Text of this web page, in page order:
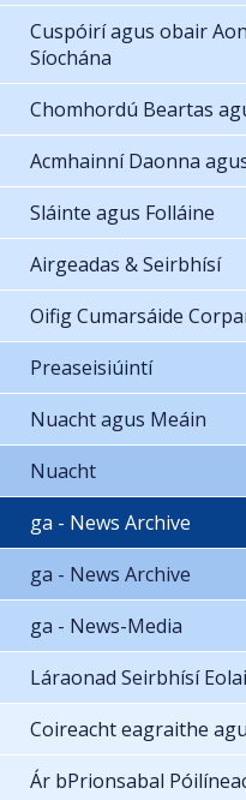
Cuspóirí agus obair
Síochána
Chomhordú Beartas
Acmhainní Daonna
Sláinte agus Folláine
Airgeadas & Seirbhísí
Oifig Cumarsáide
Preaseisiúintí
Nuacht agus Meáin
Nuacht
ga - News Archive
ga - News Archive
ga - News-Media
Láraonad Seirbhísí
Coireacht eagraithe
Ár bPrionsabal